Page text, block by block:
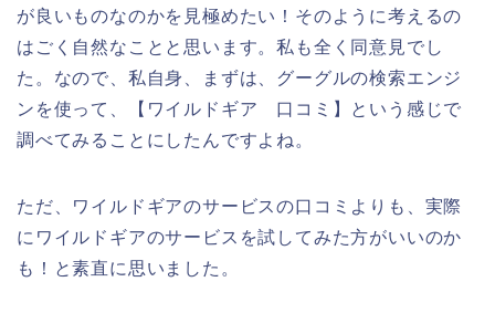
が良いものなのかを見極めたい！そのように考えるの
はごく自然なことと思います。私も全く同意見でし
た。なので、私自身、まずは、グーグルの検索エンジ
ンを使って、【ワイルドギア 口コミ】という感じで
調べてみることにしたんですよね。
ただ、ワイルドギアのサービスの口コミよりも、実際
にワイルドギアのサービスを試してみた方がいいのか
も！と素直に思いました。